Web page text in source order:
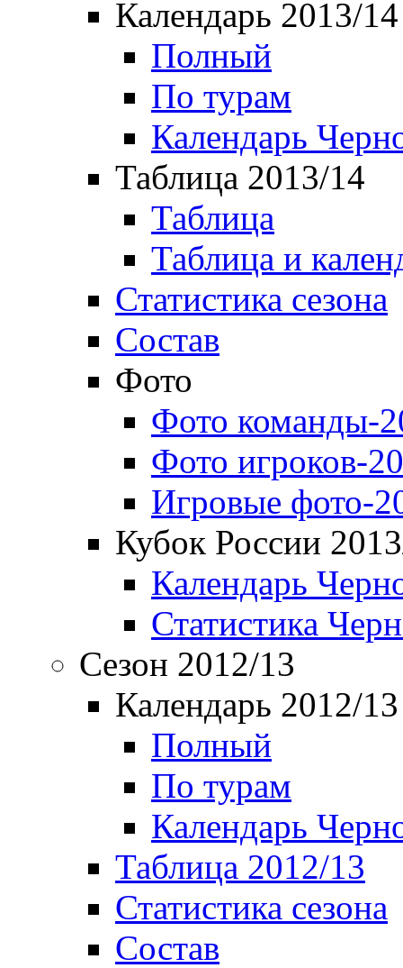
Календарь 2013/14
Полный
По турам
Календарь
Таблица 2013/14
Таблица
Таблица и
Статистика сезона
Состав
Фото
Фото команды-
Фото игроков-
Игровые фото-
Кубок России
Календарь
Статистика
Сезон 2012/13
Календарь 2012/13
Полный
По турам
Календарь
Таблица 2012/13
Статистика сезона
Состав